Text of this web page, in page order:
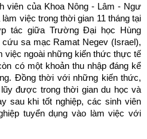
của Khoa Nông - Lâm - Ngư
việc trong thời gian 11 tháng tại
tác giữa Trường Đại học Hùng
sa mạc Ramat Negev (Israel),
việc ngoài những kiến thức thực tế
có một khoản thu nhập đáng kể
Đồng thời với những kiến thức,
được trong thời gian du học và
sau khi tốt nghiệp, các sinh viên
tuyển dụng vào làm việc với